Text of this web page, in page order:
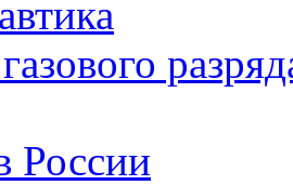
России